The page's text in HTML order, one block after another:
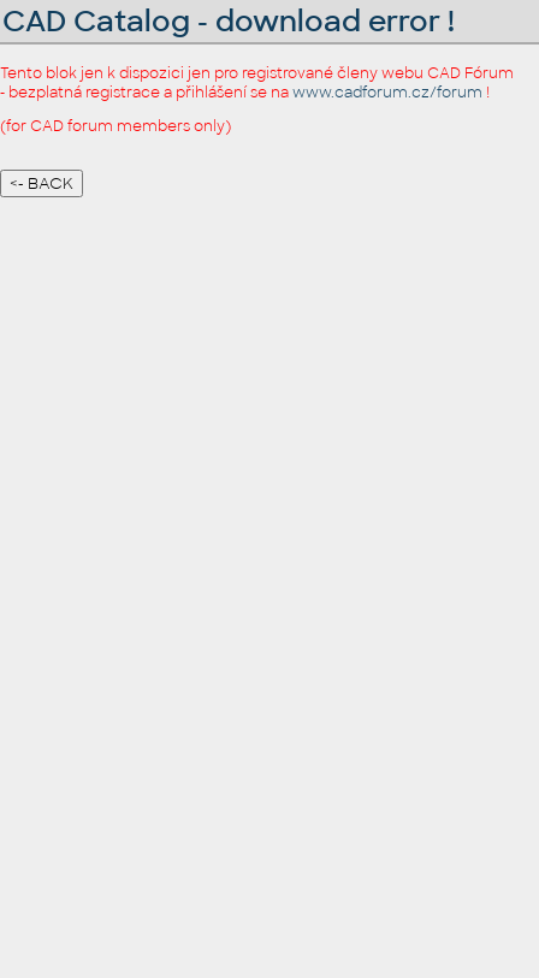
CAD Catalog - download error !
Tento blok jen k dispozici jen pro registrované členy webu CAD Fórum
- bezplatná registrace a přihlášení se nawww.cadforum.cz/forum !
(for CAD forum members only)